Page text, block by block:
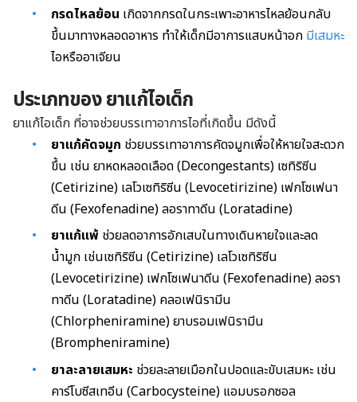
กรดไหลย้อน เกิดจากกรดในกระเพาะอาหารไหลย้อนกลับ
ขึ้นมาทางหลอดอาหาร ทำให้เด็กมีอาการแสบหน้าอก มีเสมหะ
ไอหรืออาเจียน
ประเภทของ ยาแก้ไอเด็ก
ยาแก้ไอเด็ก ที่อาจช่วยบรรเทาอาการไอที่เกิดขึ้น มีดังนี้
ยาแก้คัดจมูก ช่วยบรรเทาอาการคัดจมูกเพื่อให้หายใจสะดวก
ขึ้น เช่น ยาหดหลอดเลือด (Decongestants) เซทิริซีน
(Cetirizine) เลโวเซทิริซีน (Levocetirizine) เฟกโซเฟนา
ดีน (Fexofenadine) ลอราทาดีน (Loratadine)
ยาแก้แพ้ ช่วยลดอาการอักเสบในทางเดินหายใจและลด
น้ำมูก เช่นเซทิริซีน (Cetirizine) เลโวเซทิริซีน
(Levocetirizine) เฟกโซเฟนาดีน (Fexofenadine) ลอรา
ทาดีน (Loratadine) คลอเฟนิรามีน
(Chlorpheniramine) ยาบรอมเฟนิรามีน
(Brompheniramine)
ยาละลายเสมหะ ช่วยละลายเมือกในปอดและขับเสมหะ เช่น
คาร์โบซีสเทอีน (Carbocysteine) แอมบรอกซอล